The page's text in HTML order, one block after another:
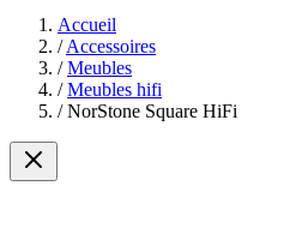
Accueil
/ Accessoires
/ Meubles
/ Meubles hifi
/ NorStone Square HiFi